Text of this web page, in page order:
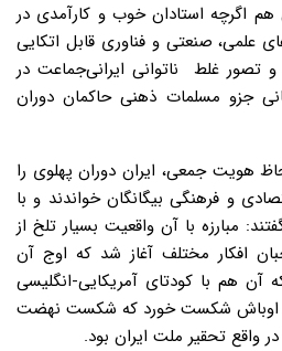
هم اگرچه استادان خوب و کارآمدی در
علمی، صنعتی و فناوری قابل اتکایی
تصور غلط ناتوانی ایرانی‌جماعت در
جزو مسلمات ذهنی حاکمان دوران
هویت‌ جمعی، ایران دوران پهلوی را
و فرهنگی بیگانگان خواندند و با
مبارزه با آن واقعیت بسیار تلخ از
صاحبان افکار مختلف آغاز شد که اوج آن
هم با کودتای آمریکایی-انگلیسی
و اوباش شکست خورد که شکست نهضت
واقع تحقیر ملت ایران بود.